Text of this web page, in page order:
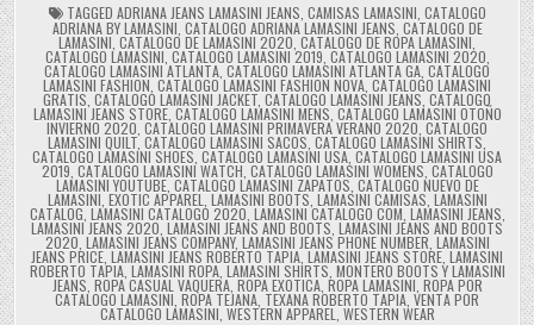
TAGGED ADRIANA JEANS LAMASINI JEANS CAMISAS LAMASINI CATALOGO
ADRIANA BY LAMASINI CATALOGO ADRIANA LAMASINI JEANS CATALOGO DE
LAMASINI CATALOGO DE LAMASINI 2020 CATALOGO DE ROPA LAMASINI
CATALOGO LAMASINI CATALOGO LAMASINI 2019 CATALOGO LAMASINI 2020
CATALOGO LAMASINI ATLANTA CATALOGO LAMASINI ATLANTA GA CATALOGO
LAMASINI FASHION CATALOGO LAMASINI FASHION NOVA CATALOGO LAMASINI
GRATIS CATALOGO LAMASINI JACKET CATALOGO LAMASINI JEANS CATALOGO
LAMASINI JEANS STORE, CATALOGO LAMASINI MENS CATALOGO LAMASINI OTOÑO
INVIERNO 2020 CATALOGO LAMASINI PRIMAVERA VERANO 2020 CATALOGO
LAMASINI QUILT, CATALOGO LAMASINI SACOS CATALOGO LAMASINI SHIRTS
CATALOGO LAMASINI SHOES CATALOGO LAMASINI USA CATALOGO LAMASINI USA
2019 CATALOGO LAMASINI WATCH, CATALOGO LAMASINI WOMENS CATALOGO
LAMASINI YOUTUBE, CATALOGO LAMASINI ZAPATOS CATALOGO NUEVO DE
LAMASINI EXOTIC APPAREL LAMASINI BOOTS LAMASINI CAMISAS LAMASINI
CATALOG LAMASINI CATALOGO 2020 LAMASINI CATALOGO COM LAMASINI JEANS
LAMASINI JEANS 2020 LAMASINI JEANS AND BOOTS LAMASINI JEANS AND BOOTS
2020 LAMASINI JEANS COMPANY, LAMASINI JEANS PHONE NUMBER LAMASINI
JEANS PRICE LAMASINI JEANS ROBERTO TAPIA LAMASINI JEANS STORE LAMASINI
ROBERTO TAPIA, LAMASINI ROPA, LAMASINI SHIRTS MONTERO BOOTS Y LAMASINI
JEANS ROPA CASUAL VAQUERA, ROPA EXOTICA, ROPA LAMASINI ROPA POR
CATALOGO LAMASINI ROPA TEJANA TEXANA ROBERTO TAPIA VENTA POR
CATALOGO LAMASINI WESTERN APPAREL WESTERN WEAR